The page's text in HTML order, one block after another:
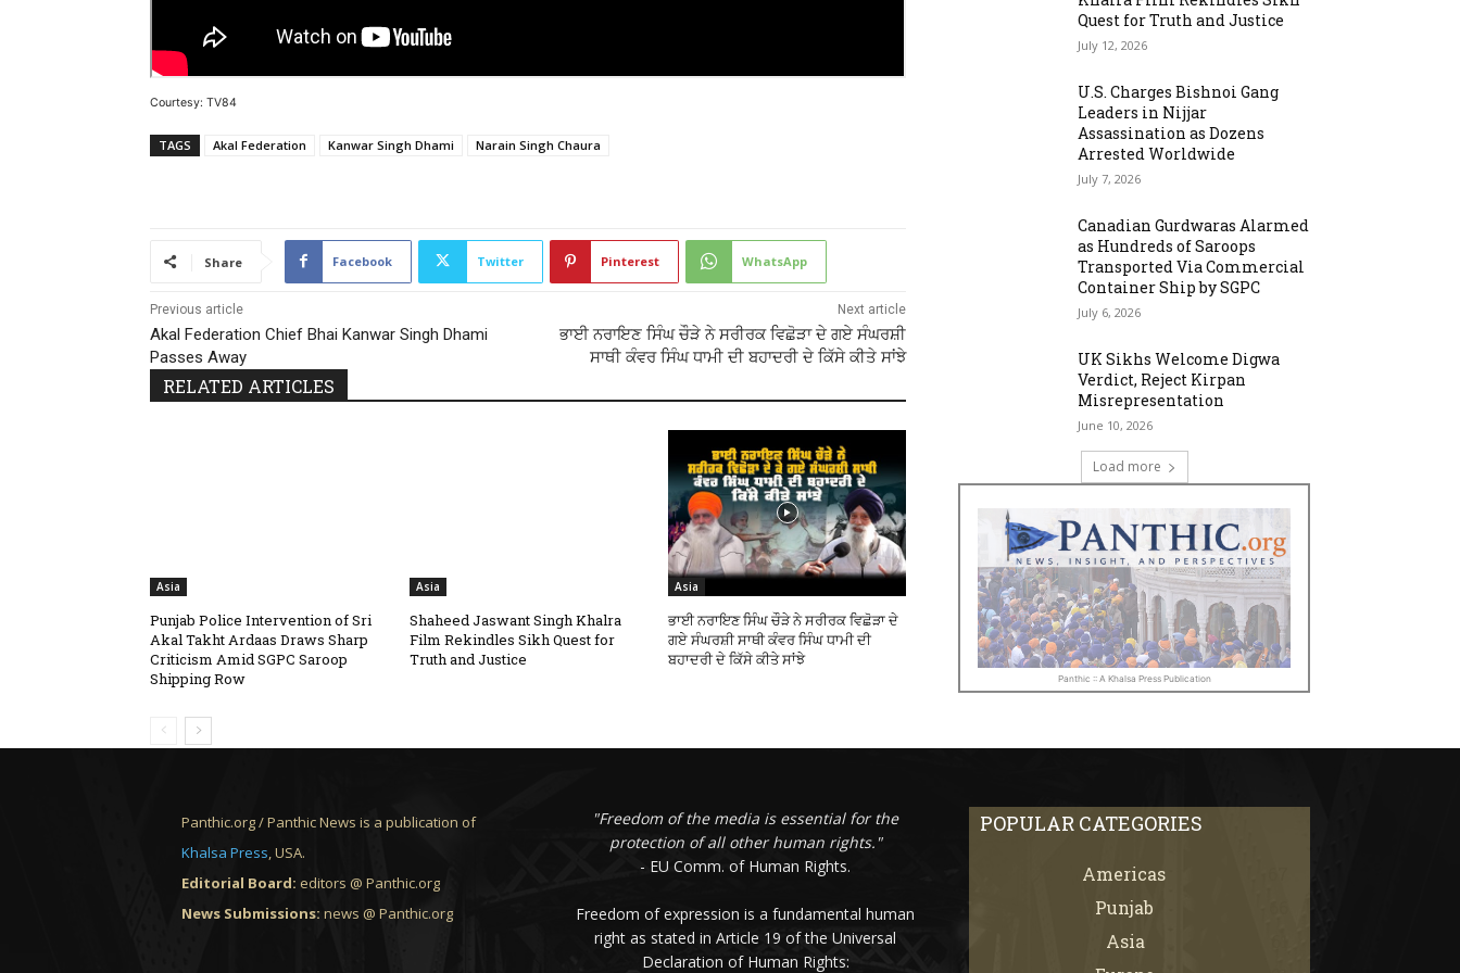
Courtesy: TV84
TAGS Akal Federation Kanwar Singh Dhami Narain Singh Chaura
Share Facebook Twitter Pinterest WhatsApp
Previous article
Akal Federation Chief Bhai Kanwar Singh Dhami
Passes Away
Next article
ਭਾਈ ਨਰਾਇਣ ਸਿੰਘ ਚੌੜੇ ਨੇ ਸਰੀਰਕ ਵਿਛੋੜਾ ਦੇ ਗਏ ਸੰਘਰਸ਼ੀ
ਸਾਥੀ ਕੰਵਰ ਸਿੰਘ ਧਾਮੀ ਦੀ ਬਹਾਦਰੀ ਦੇ ਕਿੱਸੇ ਕੀਤੇ ਸਾਂਝੇ
RELATED ARTICLES
Asia
Punjab Police Intervention of Sri
Akal Takht Ardaas Draws Sharp
Criticism Amid SGPC Saroop
Shipping Row
Asia
Shaheed Jaswant Singh Khalra
Film Rekindles Sikh Quest for
Truth and Justice
Asia
ਭਾਈ ਨਰਾਇਣ ਸਿੰਘ ਚੌੜੇ ਨੇ ਸਰੀਰਕ ਵਿਛੋੜਾ ਦੇ
ਗਏ ਸੰਘਰਸ਼ੀ ਸਾਥੀ ਕੰਵਰ ਸਿੰਘ ਧਾਮੀ ਦੀ
ਬਹਾਦਰੀ ਦੇ ਕਿੱਸੇ ਕੀਤੇ ਸਾਂਝੇ
Quest for Truth and Justice
July 12, 2026
U.S. Charges Bishnoi Gang
Leaders in Nijjar
Assassination as Dozens
Arrested Worldwide
July 7, 2026
Canadian Gurdwaras Alarmed
as Hundreds of Saroops
Transported Via Commercial
Container Ship by SGPC
July 6, 2026
UK Sikhs Welcome Digwa
Verdict, Reject Kirpan
Misrepresentation
June 10, 2026
Load more
Panthic :: A Khalsa Press Publication
Panthic.org / Panthic News is a publication of
Khalsa Press , USA.
Editorial Board: editors @ Panthic.org
News Submissions: news @ Panthic.org
"Freedom of the media is essential for the
protection of all other human rights."
- EU Comm. of Human Rights.
Freedom of expression is a fundamental human
right as stated in Article 19 of the Universal
Declaration of Human Rights:
POPULAR CATEGORIES
Americas
Punjab
Asia